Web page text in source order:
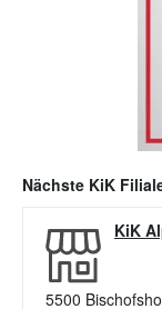
Nächste KiK
KiK
5500